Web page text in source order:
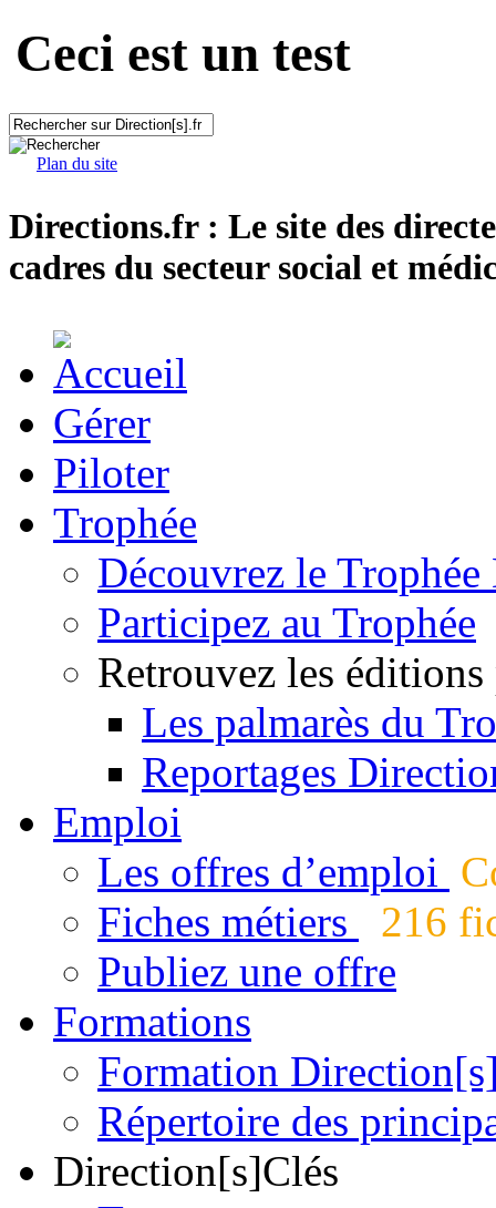
Ceci est un test
Plan du site
Directions.fr : Le site des
cadres du secteur social et
Gérer
Piloter
Trophée
Découvrez le
Participez au Trophée
Retrouvez les éditions
Les palmarès du
Reportages
Emploi
Les offres d’emploi
Fiches métiers
216
Publiez une offre
Formations
Formation
Répertoire des
Direction[s]Clés